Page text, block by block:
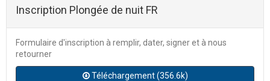
Inscription Plongée de nuit FR
Formulaire d'inscription à remplir, dater, signer et à nous
retourner
Téléchargement (356.6k)